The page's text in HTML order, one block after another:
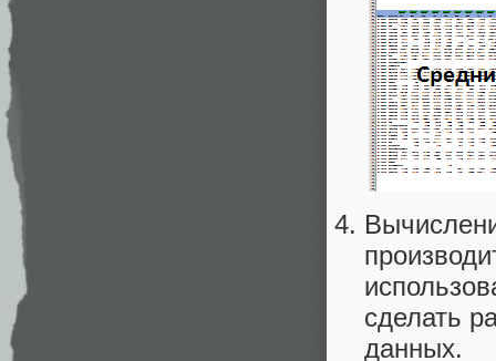
сделать
данных.